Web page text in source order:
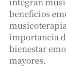
beneficios
importancia
bienestar
mayores.